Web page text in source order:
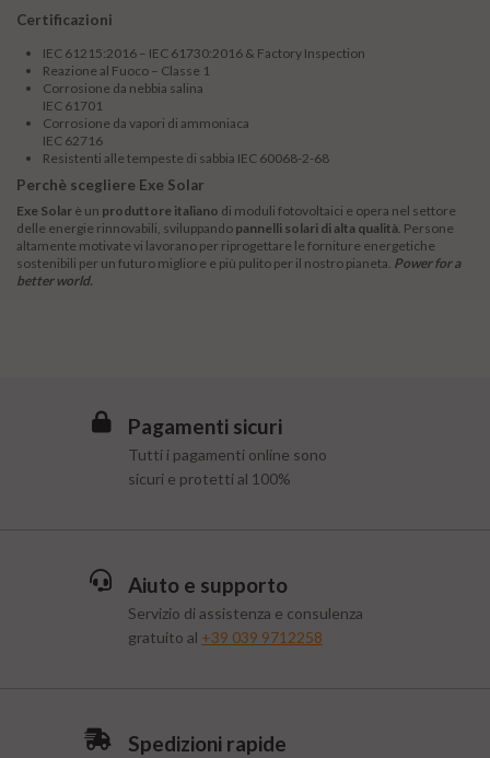
Certificazioni
IEC 61215:2016 – IEC 61730:2016 & Factory Inspection
Reazione al Fuoco – Classe 1
Corrosione da nebbia salina
IEC 61701
Corrosione da vapori di ammoniaca
IEC 62716
Resistenti alle tempeste di sabbia IEC 60068-2-68
Perchè scegliere Exe Solar
Exe Solar è un produttore italiano di moduli fotovoltaici e opera nel settore
delle energie rinnovabili, sviluppando pannelli solari di alta qualità . Persone
altamente motivate vi lavorano per riprogettare le forniture energetiche
sostenibili per un futuro migliore e più pulito per il nostro pianeta. Power for a
better world.
Pagamenti sicuri
Tutti i pagamenti online sono
sicuri e protetti al 100%
Aiuto e supporto
Servizio di assistenza e consulenza
gratuito al +39 039 9712258
Spedizioni rapide